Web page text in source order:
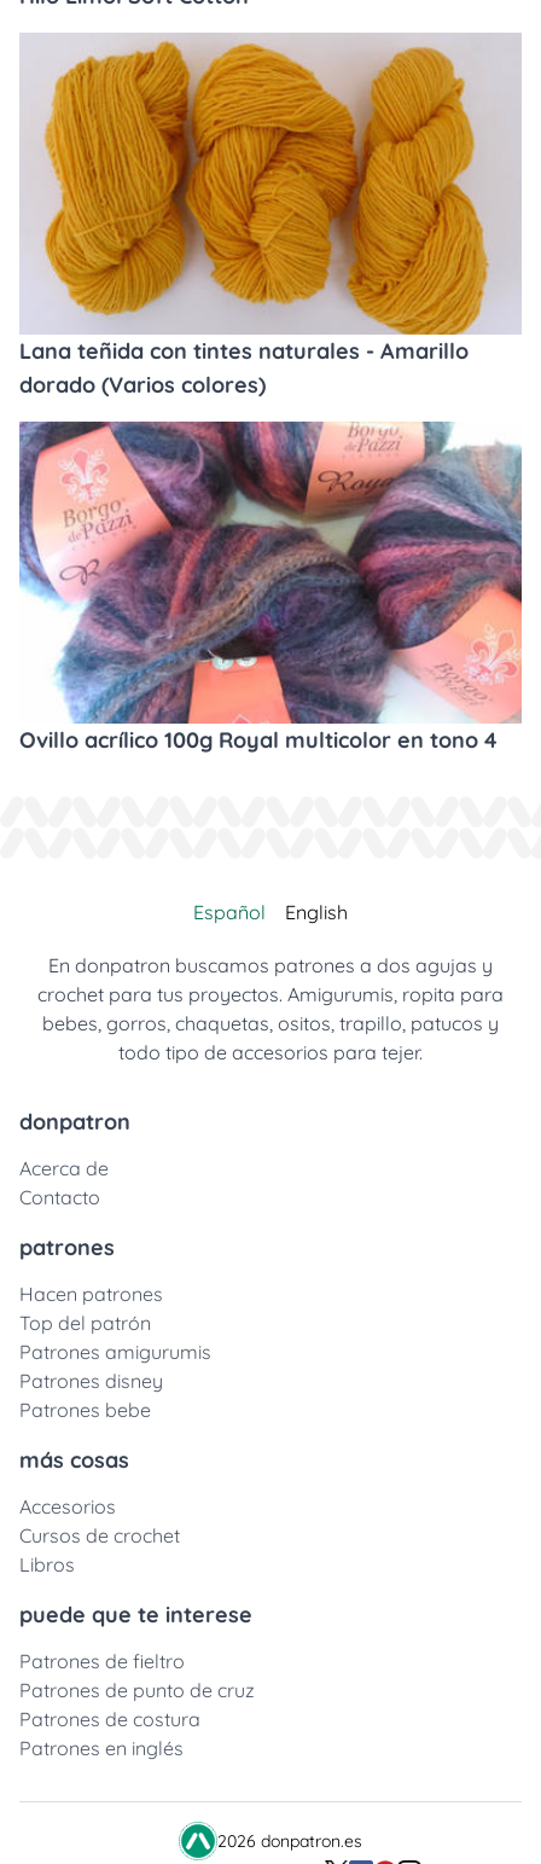
Lana teñida con tintes naturales - Amarillo
dorado (Varios colores)
Ovillo acrílico 100g Royal multicolor en tono 4
Español English
En donpatron buscamos patrones a dos agujas y
crochet para tus proyectos. Amigurumis, ropita para
bebes, gorros, chaquetas, ositos, trapillo, patucos y
todo tipo de accesorios para tejer.
donpatron
Acerca de
Contacto
patrones
Hacen patrones
Top del patrón
Patrones amigurumis
Patrones disney
Patrones bebe
más cosas
Accesorios
Cursos de crochet
Libros
puede que te interese
Patrones de fieltro
Patrones de punto de cruz
Patrones de costura
Patrones en inglés
2026 donpatron.es